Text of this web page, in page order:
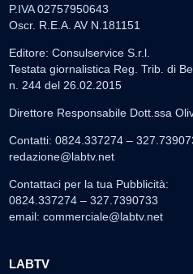
P.IVA 02757950643
Oscr. R.E.A. AV N.181151
Editore: Consulservice S.r.l.
Testata giornalistica Reg. Trib. di
n. 244 del 26.02.2015
Direttore Responsabile Dott.ssa
Contatti: 0824.337274 –
redazione@labtv.net
Contattaci per la tua Pubblicità:
0824.337274 – 327.7390733
email: commerciale@labtv.net
LABTV